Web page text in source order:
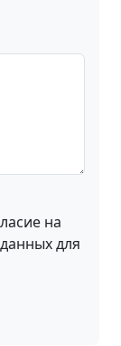
на
для